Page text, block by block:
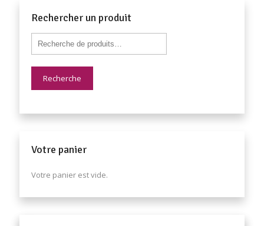
Rechercher un produit
Recherche
Votre panier
Votre panier est vide.